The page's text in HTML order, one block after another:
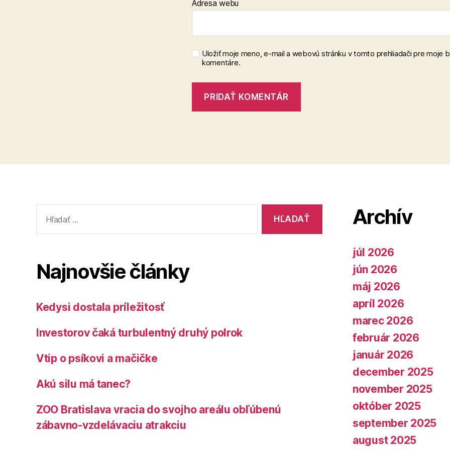
Adresa webu
Uložiť moje meno, e-mail a webovú stránku v tomto prehliadači pre moje
komentáre.
Najnovšie články
Kedysi dostala príležitosť
Investorov čaká turbulentný druhý polrok
Vtip o psíkovi a mačičke
Akú silu má tanec?
ZOO Bratislava vracia do svojho areálu obľúbenú
zábavno-vzdelávaciu atrakciu
Archív
júl 2026
jún 2026
máj 2026
apríl 2026
marec 2026
február 2026
január 2026
december 2025
november 2025
október 2025
september 2025
august 2025